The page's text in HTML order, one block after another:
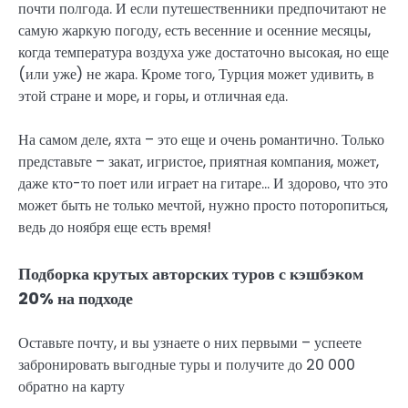
почти полгода. И если путешественники предпочитают не
самую жаркую погоду, есть весенние и осенние месяцы,
когда температура воздуха уже достаточно высокая, но еще
(или уже) не жара. Кроме того, Турция может удивить, в
этой стране и море, и горы, и отличная еда.
На самом деле, яхта – это еще и очень романтично. Только
представьте – закат, игристое, приятная компания, может,
даже кто-то поет или играет на гитаре… И здорово, что это
может быть не только мечтой, нужно просто поторопиться,
ведь до ноября еще есть время!
Подборка крутых авторских туров с кэшбэком
20% на подходе
Оставьте почту, и вы узнаете о них первыми – успеете
забронировать выгодные туры и получите до 20 000
обратно на карту